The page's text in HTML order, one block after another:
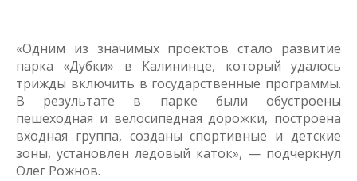
«Одним из значимых проектов стало развитие
парка «Дубки» в Калининце, который удалось
трижды включить в государственные программы.
В результате в парке были обустроены
пешеходная и велосипедная дорожки, построена
входная группа, созданы спортивные и детские
зоны, установлен ледовый каток», — подчеркнул
Олег Рожнов.